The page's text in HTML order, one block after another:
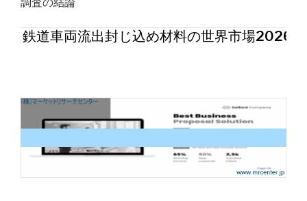
鉄道車両流出封じ込め材料の世界市場2026年